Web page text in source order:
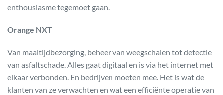
enthousiasme tegemoet gaan.
Orange NXT
Van maaltijdbezorging, beheer van weegschalen tot detectie
van asfaltschade. Alles gaat digitaal en is via het internet met
elkaar verbonden. En bedrijven moeten mee. Het is wat de
klanten van ze verwachten en wat een efficiënte operatie van